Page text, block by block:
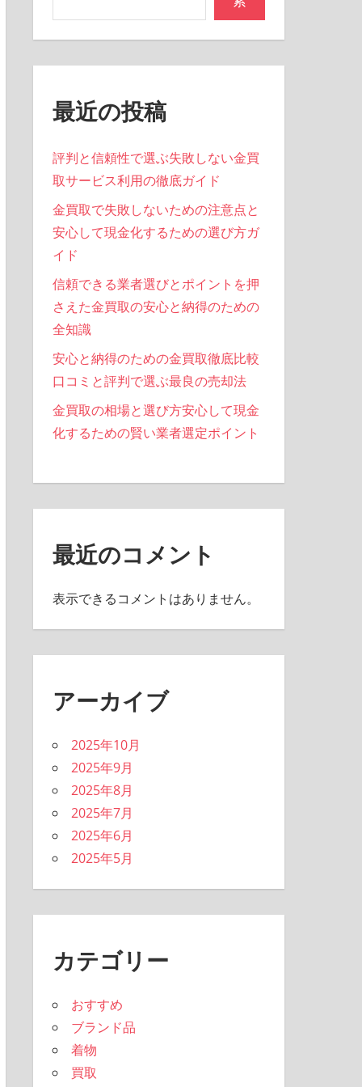
最近の投稿
評判と信頼性で選ぶ失敗しない金買
取サービス利用の徹底ガイド
金買取で失敗しないための注意点と
安心して現金化するための選び方ガ
イド
信頼できる業者選びとポイントを押
さえた金買取の安心と納得のための
全知識
安心と納得のための金買取徹底比較
口コミと評判で選ぶ最良の売却法
金買取の相場と選び方安心して現金
化するための賢い業者選定ポイント
最近のコメント
表示できるコメントはありません。
アーカイブ
2025年10月
2025年9月
2025年8月
2025年7月
2025年6月
2025年5月
カテゴリー
おすすめ
ブランド品
着物
買取